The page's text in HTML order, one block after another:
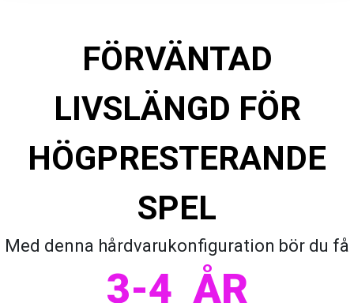
FÖRVÄNTAD
LIVSLÄNGD FÖR
HÖGPRESTERANDE
SPEL
Med denna hårdvarukonfiguration bör du få
3-4 ÅR